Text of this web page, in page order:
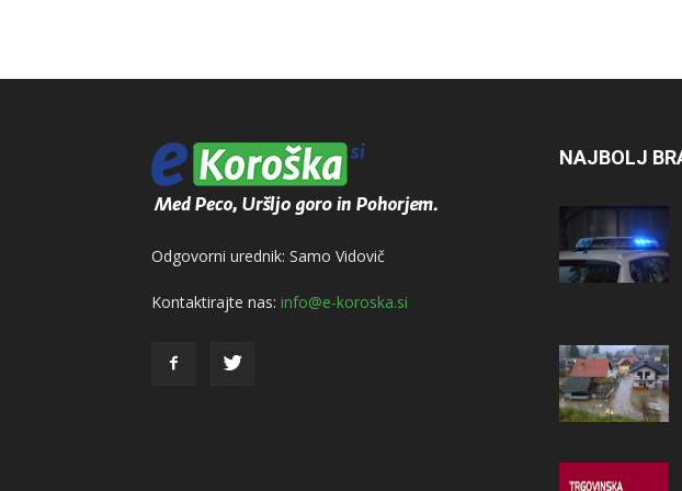
Odgovorni urednik: Samo Vidovič
Kontaktirajte nas: info@e-koroska.si
NAJBOLJ